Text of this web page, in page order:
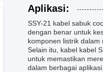
Aplikasi:
SSY-21 kabel sabuk
dengan benar untuk
komponen listrik
Selain itu, kabel kabel
untuk memastikan
dalam berbagai aplikasi.